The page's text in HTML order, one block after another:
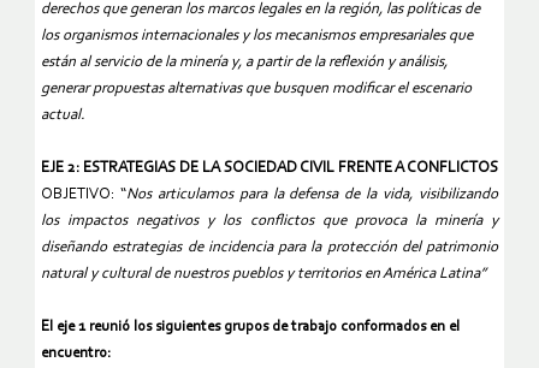
derechos que generan los marcos legales en la región, las políticas de
los organismos internacionales y los mecanismos empresariales que
están al servicio de la minería y, a partir de la reflexión y análisis,
generar propuestas alternativas que busquen modificar el escenario
actual.
EJE 2: ESTRATEGIAS DE LA SOCIEDAD CIVIL FRENTE A CONFLICTOS
OBJETIVO: “Nos articulamos para la defensa de la vida, visibilizando
los impactos negativos y los conflictos que provoca la minería y
diseñando estrategias de incidencia para la protección del patrimonio
natural y cultural de nuestros pueblos y territorios en América Latina”
El eje 1 reunió los siguientes grupos de trabajo conformados en el
encuentro: